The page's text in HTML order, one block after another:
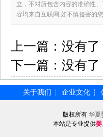
立，不对所包含内容的准确性
容均来自互联网,如不慎侵害的
上一篇： 没有了
下一篇： 没有了
关于我们 ┆ 企业文化 ┆
版权所有华夏
本站是专业提供